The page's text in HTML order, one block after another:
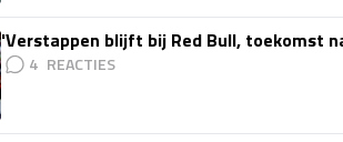
'Verstappen blijft bij Red Bull, toekomst
4